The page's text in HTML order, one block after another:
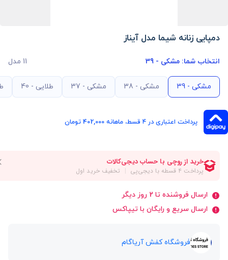
دمپایی زنانه شیما مدل آیناز
انتخاب شما: مشکی - 39 11 مدل
مشکی - 39 مشکی - 38 مشکی - 37 طلایی - 40
پرداخت اعتباری در ۴ قسط، ماهانه 402,000 تومان
ارسال فروشنده تا 2 روز دیگر
ارسال سریع و رایگان با تیپاکس
فروشگاه کفش آریاگام